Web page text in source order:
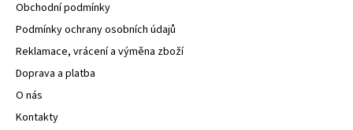
Obchodní podmínky
Podmínky ochrany osobních údajů
Reklamace, vrácení a výměna zboží
Doprava a platba
O nás
Kontakty